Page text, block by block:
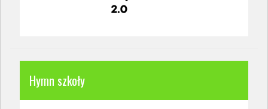
Hymn szkoły